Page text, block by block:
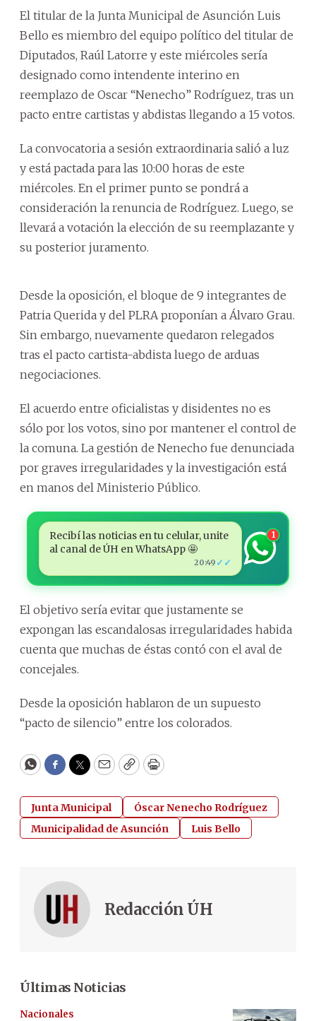
El titular de la Junta Municipal de Asunción Luis
Bello es miembro del equipo político del titular de
Diputados, Raúl Latorre y este miércoles sería
designado como intendente interino en
reemplazo de Oscar “Nenecho” Rodríguez, tras un
pacto entre cartistas y abdistas llegando a 15 votos.
La convocatoria a sesión extraordinaria salió a luz
y está pactada para las 10:00 horas de este
miércoles. En el primer punto se pondrá a
consideración la renuncia de Rodríguez. Luego, se
llevará a votación la elección de su reemplazante y
su posterior juramento.
Desde la oposición, el bloque de 9 integrantes de
Patria Querida y del PLRA proponían a Álvaro Grau.
Sin embargo, nuevamente quedaron relegados
tras el pacto cartista-abdista luego de arduas
negociaciones.
El acuerdo entre oficialistas y disidentes no es
sólo por los votos, sino por mantener el control de
la comuna. La gestión de Nenecho fue denunciada
por graves irregularidades y la investigación está
en manos del Ministerio Público.
Recibí las noticias en tu celular, unite
al canal de ÚH en WhatsApp 🤩
20:49 ✓✓
1
El objetivo sería evitar que justamente se
expongan las escandalosas irregularidades habida
cuenta que muchas de éstas contó con el aval de
concejales.
Desde la oposición hablaron de un supuesto
“pacto de silencio” entre los colorados.
WhatsApp
Facebook
Twitter
EmailCopyPrint
Junta Municipal
Óscar Nenecho Rodríguez
Municipalidad de Asunción
Luis Bello
Redacción ÚH
Últimas Noticias
Nacionales